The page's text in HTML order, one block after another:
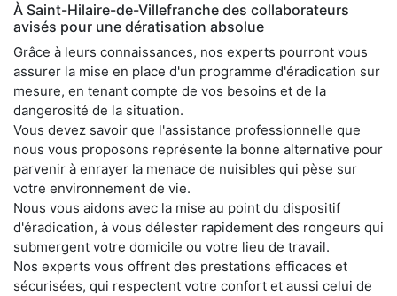
À Saint-Hilaire-de-Villefranche des collaborateurs
avisés pour une dératisation absolue
Grâce à leurs connaissances, nos experts pourront vous
assurer la mise en place d'un programme d'éradication sur
mesure, en tenant compte de vos besoins et de la
dangerosité de la situation.
Vous devez savoir que l'assistance professionnelle que
nous vous proposons représente la bonne alternative pour
parvenir à enrayer la menace de nuisibles qui pèse sur
votre environnement de vie.
Nous vous aidons avec la mise au point du dispositif
d'éradication, à vous délester rapidement des rongeurs qui
submergent votre domicile ou votre lieu de travail.
Nos experts vous offrent des prestations efficaces et
sécurisées, qui respectent votre confort et aussi celui de